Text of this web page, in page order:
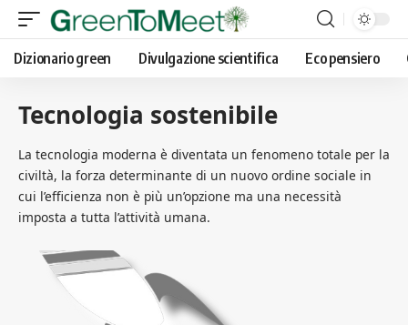
Dizionario green Divulgazione scientifica Eco pensiero
Tecnologia sostenibile
La tecnologia moderna è diventata un fenomeno totale per la
civiltà, la forza determinante di un nuovo ordine sociale in
cui l’efficienza non è più un’opzione ma una necessità
imposta a tutta l’attività umana.